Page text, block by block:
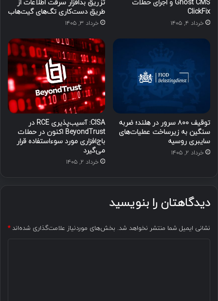
Ghost CMS و اجرای حملات
ClickFix
خرداد ۴, ۱۴۰۵
تزریق بدافزار سرقت اطلاعات از
طریق دست‌کاری تگ‌های گیت‌هاب
خرداد ۳, ۱۴۰۵
توقیف ۸۰۰ سرور در هلند؛ ضربه
سنگین به زیرساخت عملیات‌های
سایبری روسیه
خرداد ۲, ۱۴۰۵
CISA: آسیب‌پذیری RCE در
BeyondTrust اکنون در حملات
باج‌افزاری مورد سوءاستفاده قرار
می‌گیرد
خرداد ۲, ۱۴۰۵
دیدگاهتان را بنویسید
نشانی ایمیل شما منتشر نخواهد شد. بخش‌های موردنیاز علامت‌گذاری شده‌اند*